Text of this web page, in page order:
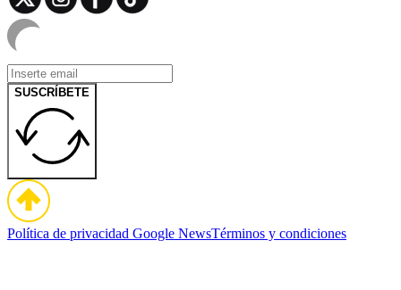
SUSCRÍBETE
Política de privacidad Google NewsTérminos y condiciones